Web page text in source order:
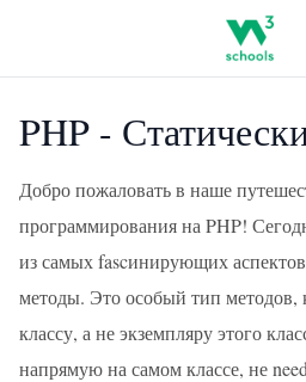
PHP -
Добро пожаловать в наше
программирования на PHP!
из самых fascинирующих
методы. Это особый тип методов,
классу, а не экземпляру этого
напрямую на самом классе, не